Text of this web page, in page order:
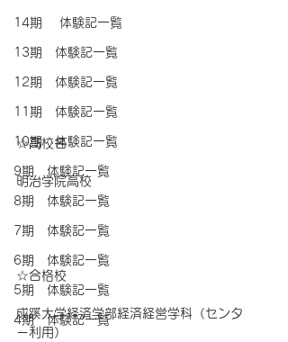
14期 体験記一覧
13期 体験記一覧
12期 体験記一覧
11期 体験記一覧
10期 体験記一覧
9期 体験記一覧
8期 体験記一覧
7期 体験記一覧
6期 体験記一覧
5期 体験記一覧
4期 体験記一覧
☆高校名
明治学院高校
☆合格校
成蹊大学経済学部経済経営学科（センタ
ー利用）